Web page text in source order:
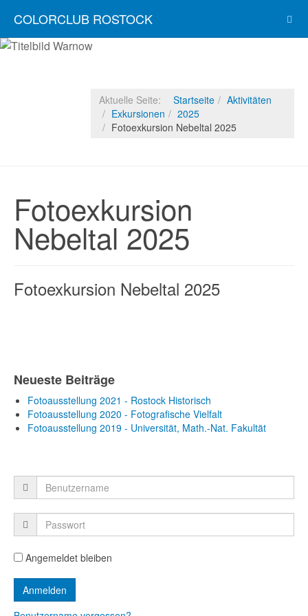
COLORCLUB ROSTOCK
Aktuelle Seite: Startseite
Aktivitäten
Exkursionen
2025
Fotoexkursion Nebeltal 2025
Fotoexkursion
Nebeltal 2025
Fotoexkursion Nebeltal 2025
Neueste Beiträge
Fotoausstellung 2021 - Rostock Historisch
Fotoausstellung 2020 - Fotografische Vielfalt
Fotoausstellung 2019 - Universität, Math.-Nat. Fakultät
Angemeldet bleiben